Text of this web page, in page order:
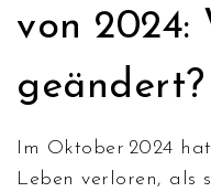
von 2024:
geändert?
Im Oktober 2024
Leben verloren, als